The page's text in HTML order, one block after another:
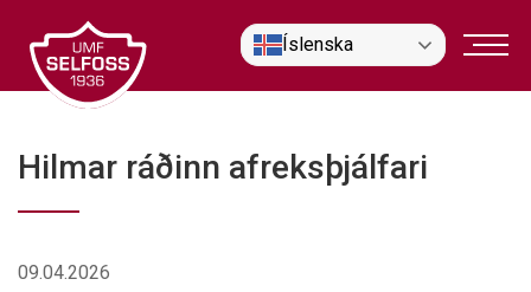
efni
Íslenska
Hilmar ráðinn afreksþjálfari
09.04.2026